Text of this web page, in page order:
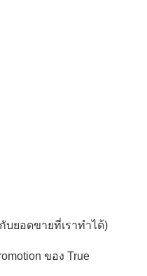
ยอดขายที่เราทำได้)
ของ True